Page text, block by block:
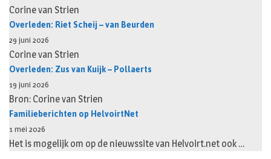
Corine van Strien
Overleden: Riet Scheij – van Beurden
29 juni 2026
Corine van Strien
Overleden: Zus van Kuijk – Pollaerts
19 juni 2026
Bron: Corine van Strien
Familieberichten op HelvoirtNet
1 mei 2026
Het is mogelijk om op de nieuwssite van Helvoirt.net ook …